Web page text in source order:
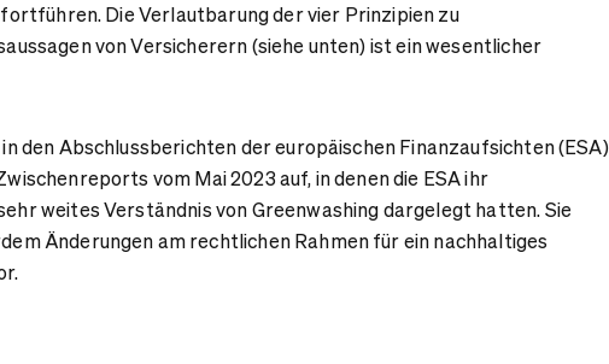
Die Verlautbarung der vier Prinzipien zu
von Versicherern (siehe unten) ist ein wesentlicher
den Abschlussberichten der europäischen Finanzaufsichten (ESA)
vom Mai 2023 auf, in denen die ESA ihr
weites Verständnis von Greenwashing dargelegt hatten. Sie
Änderungen am rechtlichen Rahmen für ein nachhaltiges